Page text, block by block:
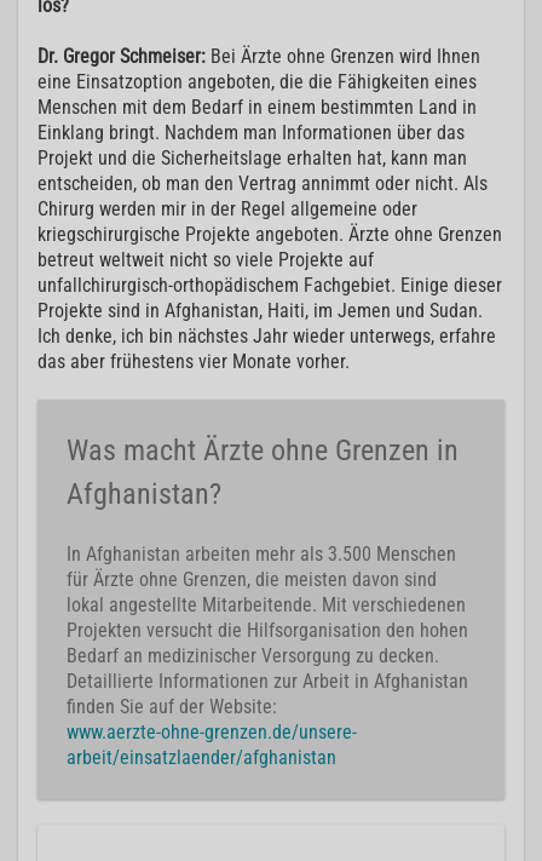
los?
Dr. Gregor Schmeiser: Bei Ärzte ohne Grenzen wird Ihnen
eine Einsatzoption angeboten, die die Fähigkeiten eines
Menschen mit dem Bedarf in einem bestimmten Land in
Einklang bringt. Nachdem man Informationen über das
Projekt und die Sicherheitslage erhalten hat, kann man
entscheiden, ob man den Vertrag annimmt oder nicht. Als
Chirurg werden mir in der Regel allgemeine oder
kriegschirurgische Projekte angeboten. Ärzte ohne Grenzen
betreut weltweit nicht so viele Projekte auf
unfallchirurgisch-orthopädischem Fachgebiet. Einige dieser
Projekte sind in Afghanistan, Haiti, im Jemen und Sudan.
Ich denke, ich bin nächstes Jahr wieder unterwegs, erfahre
das aber frühestens vier Monate vorher.
Was macht Ärzte ohne Grenzen in
Afghanistan?
In Afghanistan arbeiten mehr als 3.500 Menschen
für Ärzte ohne Grenzen, die meisten davon sind
lokal angestellte Mitarbeitende. Mit verschiedenen
Projekten versucht die Hilfsorganisation den hohen
Bedarf an medizinischer Versorgung zu decken.
Detaillierte Informationen zur Arbeit in Afghanistan
finden Sie auf der Website:
www.aerzte-ohne-grenzen.de/unsere-
arbeit/einsatzlaender/afghanistan